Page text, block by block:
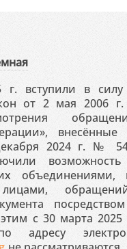
г. вступили в
от 2 мая 2006
внесённые
2024 г. №
возможность
лицами,
с 30 марта
адресу